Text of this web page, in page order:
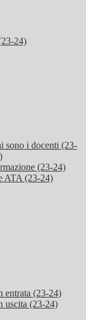
24)
sono i docenti (23-
(23-24)
ATA (23-24)
entrata (23-24)
uscita (23-24)